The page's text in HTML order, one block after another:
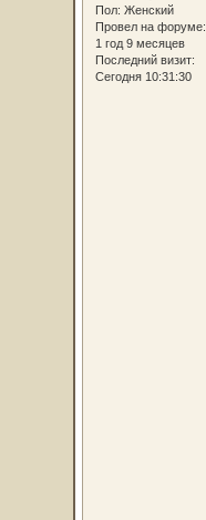
Пол: Женский
Провел на форуме:
1 год 9 месяцев
Последний визит:
Сегодня 10:31:30